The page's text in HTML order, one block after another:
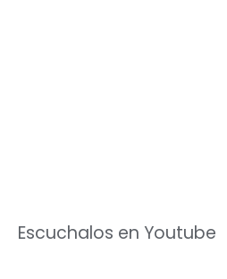
Escuchalos en Youtube